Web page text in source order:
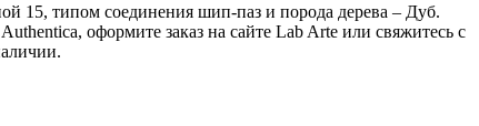
15, типом соединения шип-паз и порода дерева – Дуб.
оформите заказ на сайте Lab Arte или свяжитесь с